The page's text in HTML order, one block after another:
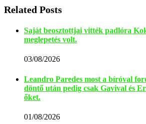
Related Posts
Saját beosztottjai vitték padlóra
meglepetés volt.
03/08/2026
Leandro Paredes most a bíróval
döntő után pedig csak Gavival és
őket.
01/08/2026